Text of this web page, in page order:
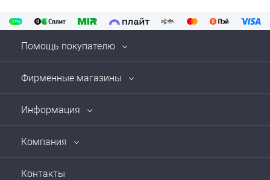
Помощь покупателю
Фирменные магазины
Информация
Компания
Контакты